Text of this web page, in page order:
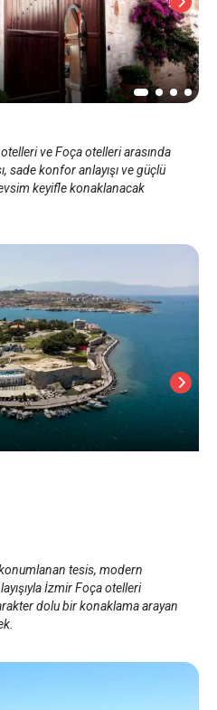
ve Foça otelleri arasında
sade konfor anlayışı ve güçlü
keyifle konaklanacak
tesis, modern
İzmir Foça otelleri
dolu bir konaklama arayan